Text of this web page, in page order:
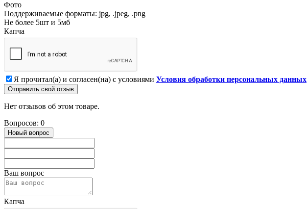
Фото
Поддерживаемые форматы: jpg, .jpeg, .png
Не более 5шт и 5мб
Капча
Я прочитал(а) и согласен(на) с условиями Условия обработки персональных данных
Отправить свой отзыв
Нет отзывов об этом товаре.
Вопросов: 0
Новый вопрос
Ваш вопрос
Капча